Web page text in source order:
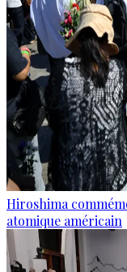
Hiroshima
atomique américain